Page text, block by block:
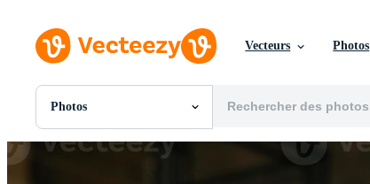
Vecteurs Photos
Photos
Toutes Images
Photos